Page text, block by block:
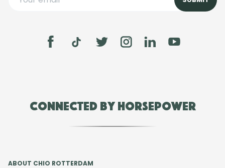
Connected by Horsepower
ABOUT CHIO ROTTERDAM